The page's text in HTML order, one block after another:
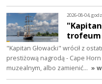
2026-08-04,
trofeum
"Kapitan Głowacki" wrócił z
prestiżową nagrodą - Cape
muzealnym, albo zamienić… »